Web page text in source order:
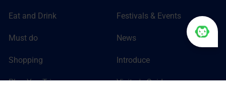
Eat and Drink
Must do
Shopping
Plan You Trip
Festivals & Events
News
Introduce
Visitor's Guide